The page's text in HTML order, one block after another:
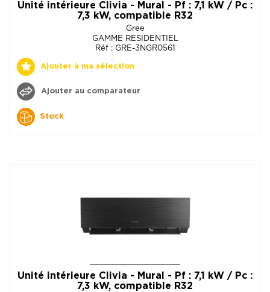
Unité intérieure Clivia - Mural - Pf : 7,1 kW / Pc :
7,3 kW, compatible R32
Gree
GAMME RESIDENTIEL
Réf : GRE-3NGR0561
Ajouter à ma sélection
Ajouter au comparateur
Stock
Unité intérieure Clivia - Mural - Pf : 7,1 kW / Pc :
7,3 kW, compatible R32